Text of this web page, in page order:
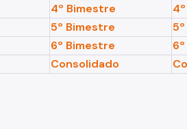
4º Bimestre
5º Bimestre
6º Bimestre
Consolidado